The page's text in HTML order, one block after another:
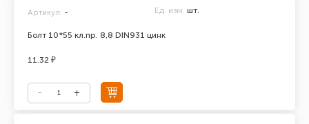
Болт 10*55 кл.пр. 8,8 DIN931 цинк
Артикул: - Ед. изм. шт.
11.32 ₽